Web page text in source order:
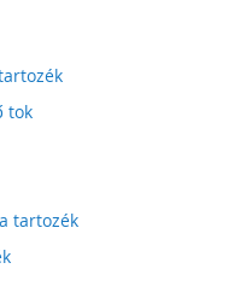
tok
tartozék